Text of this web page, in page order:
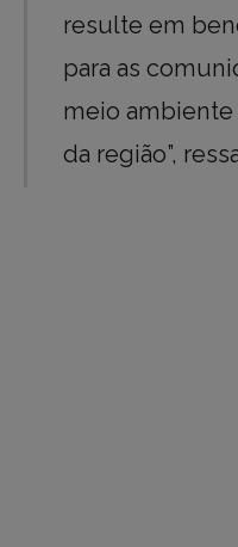
resulte em
para as
meio ambiente
da região”,